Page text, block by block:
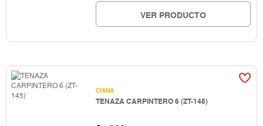
VER PRODUCTO
CHINA
TENAZA CARPINTERO 6 (ZT-145)